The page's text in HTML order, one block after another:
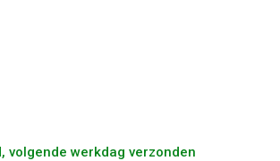
volgende werkdag verzonden